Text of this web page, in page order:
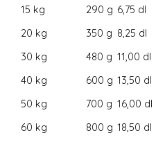
15 kg
290 g 6,75 dl
20 kg
350 g 8,25 dl
30 kg
480 g 11,00 dl
40 kg
600 g 13,50 dl
50 kg
700 g 16,00 dl
60 kg
800 g 18,50 dl